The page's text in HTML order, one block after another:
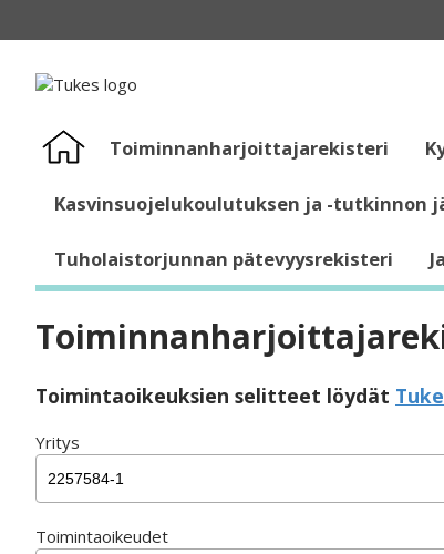
EtusivuToiminnanharjoittajarekisteri
Kasvinsuojelukoulutuksen ja -tutkinnon
Tuholaistorjunnan pätevyysrekisteri
Toimintaoikeuksien selitteet löydät
Yritys
Toimintaoikeudet